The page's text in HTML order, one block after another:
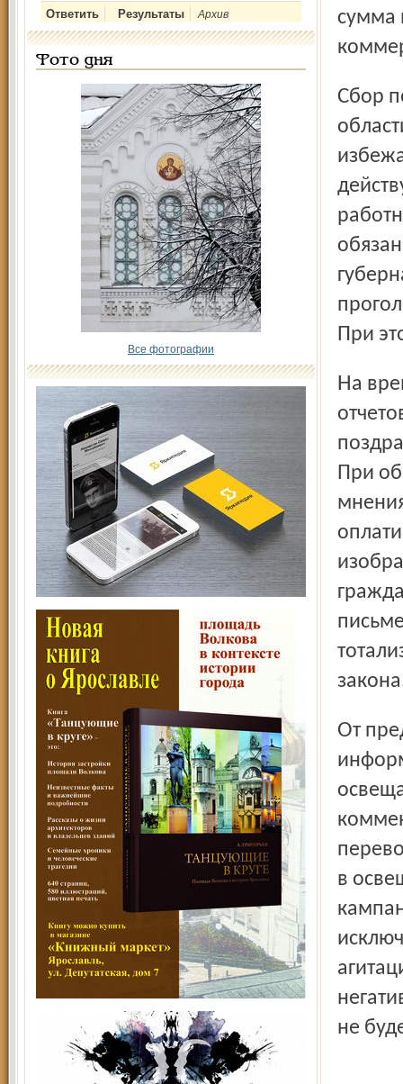
Архив
Фото дня
Все фотографии
сумма
Сбор подписей за кандидатов на пост главы Ярославской
При
На время выборов кандидатам запрещается публикация
При
От предвыборной агитации отделяется работа СМИ по
в
не